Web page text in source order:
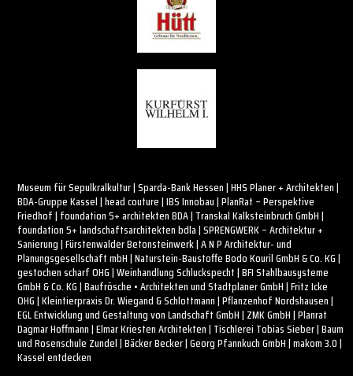
Museum für Sepulkralkultur | Sparda-Bank Hessen | HHS Planer + Architekten |
BDA-Gruppe Kassel | head couture | IBS Innobau | PlanRat – Perspektive
Friedhof | foundation 5+ architekten BDA | Transkal Kalksteinbruch GmbH |
foundation 5+ landschaftsarchitekten bdla | SPRENGWERK – Architektur +
Sanierung | Fürstenwalder Betonsteinwerk | A N P Architektur- und
Planungsgesellschaft mbH | Naturstein-Baustoffe Bodo Kouril GmbH & Co. KG |
gestochen scharf OHG | Weinhandlung Schluckspecht | BFI Stahlbausysteme
GmbH & Co. KG | Baufrösche • Architekten und Stadtplaner GmbH | Fritz Icke
OHG | Kleintierpraxis Dr. Wiegand & Schlottmann | Pflanzenhof Nordshausen |
EGL Entwicklung und Gestaltung von Landschaft GmbH | ZMK GmbH | Planrat
Dagmar Hoffmann | Elmar Kriesten Architekten | Tischlerei Tobias Sieber | Baum
und Rosenschule Zundel | Bäcker Becker | Georg Pfannkuch GmbH | makom 3.0 |
Kassel entdecken